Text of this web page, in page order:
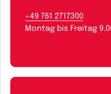
+49 761 2717300
Montag bis Freitag